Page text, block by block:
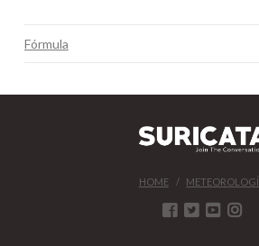
Fórmula
HOME